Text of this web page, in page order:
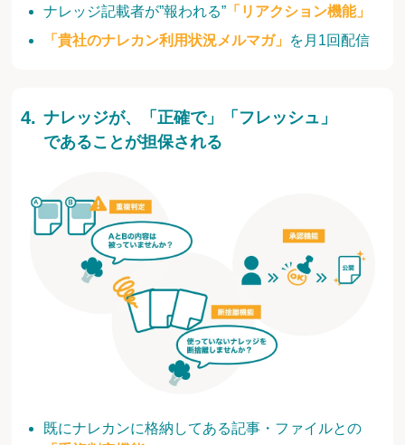
ナレッジ記載者が”報われる” 「リアクション機能」
「貴社のナレカン利用状況メルマガ」 を月1回配信
既にナレカンに格納してある記事・ファイルとの
ナレッジが、「正確で」「フレッシュ」
であることが担保される